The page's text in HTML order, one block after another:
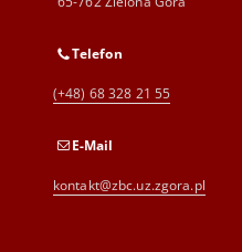
Telefon
(+48) 68 328 21 55
E-Mail
kontakt@zbc.uz.zgora.pl